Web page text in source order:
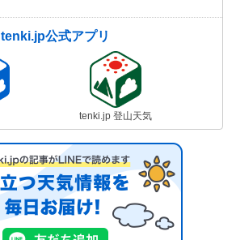
tenki.jp公式アプリ
tenki.jp 登山天気